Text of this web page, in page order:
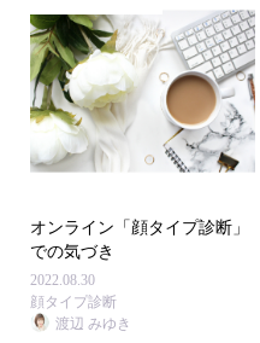
オンライン「顔タイプ診断」
での気づき
2022.08.30
顔タイプ診断
渡辺 みゆき